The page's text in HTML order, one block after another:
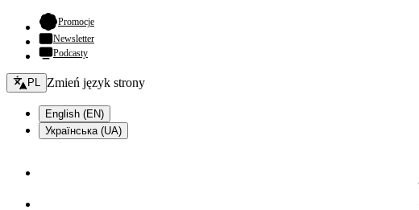
Promocje- otwiera się w nowej karcie
Newsletter
Podcasty
Zmień język - bieżący:
PL Zmień język strony
English (EN)
Українська (UA)